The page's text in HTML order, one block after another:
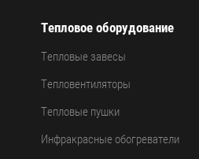
Тепловое оборудование
Тепловые завесы
Тепловентиляторы
Тепловые пушки
Инфракрасные обогреватели